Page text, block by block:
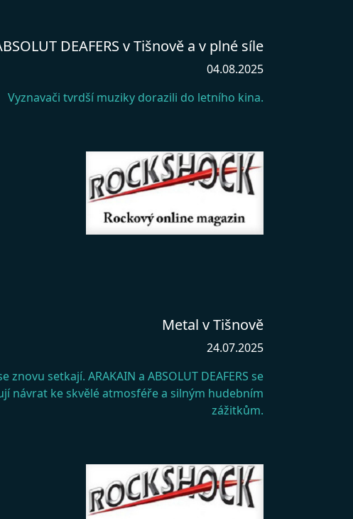
DEAFERS v Tišnově a v plné síle
04.08.2025
Vyznavači tvrdší muziky dorazili do letního kina.
Metal v Tišnově
24.07.2025
setkají. ARAKAIN a ABSOLUT DEAFERS se
návrat ke skvělé atmosféře a silným hudebním
zážitkům.